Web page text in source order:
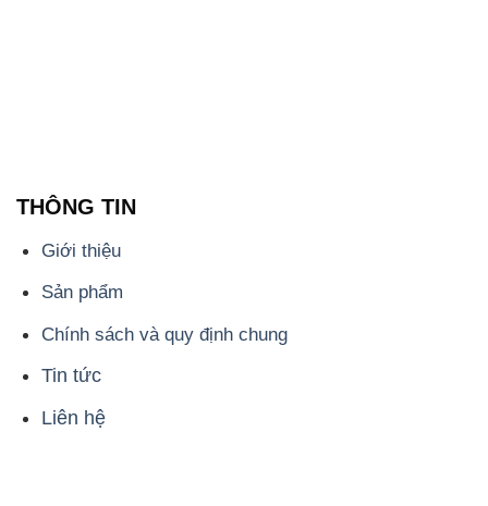
THÔNG TIN
Giới thiệu
Sản phẩm
Chính sách và quy định chung
Tin tức
Liên hệ